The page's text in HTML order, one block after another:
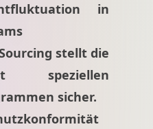
in
stellt die
speziellen
sicher.